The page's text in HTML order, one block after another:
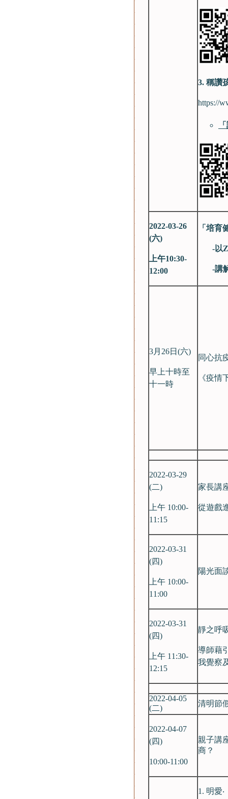
3. 稱讚
https://
2022-03-26
(六)
上午10:30-
12:00
「培育
-以
-講解
3月26日(六)
早上十時至
十一時
同心抗
《疫情
2022-03-29
(二)
上午 10:00-
11:15
家長講
從遊戲
2022-03-31
(四)
上午 10:00-
11:00
陽光面
2022-03-31
(四)
上午 11:30-
12:15
靜之呼
導師藉
我覺察
2022-04-05
(二)
清明節
2022-04-07
(四)
10:00-11:00
親子講
商？
1. 明愛